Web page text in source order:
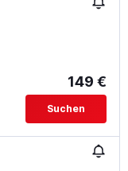
149 €
Suchen